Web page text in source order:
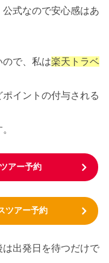
式なので安心感はあ
ので、私は楽天トラベ
イントの付与される
アー予約
ツアー予約
出発日を待つだけで